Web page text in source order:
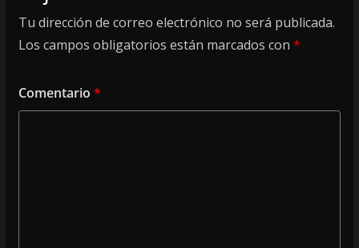
Tu dirección de correo electrónico no será publicada.
Los campos obligatorios están marcados con *
Comentario *